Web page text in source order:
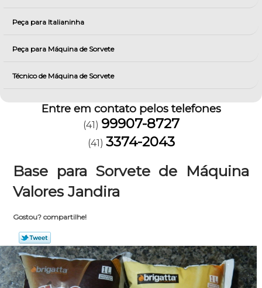
Peça para Italianinha
Peça para Máquina de Sorvete
Técnico de Máquina de Sorvete
Entre em contato pelos telefones
(41) 99907-8727
(41) 3374-2043
Base para Sorvete de Máquina
Valores Jandira
Gostou? compartilhe!